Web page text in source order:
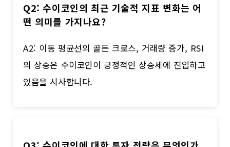
Q2: 수이코인의 최근 기술적 지표 변화는 어
떤 의미를 가지나요?
A2: 이동 평균선의 골든 크로스, 거래량 증가, RSI
의 상승은 수이코인이 긍정적인 상승세에 진입하고
있음을 시사합니다.